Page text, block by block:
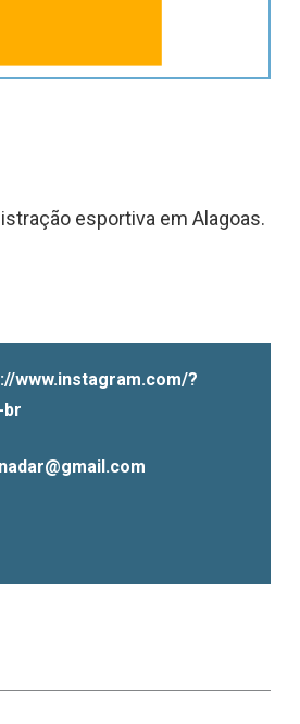
esportiva em Alagoas.
www.instagram.com/?
br